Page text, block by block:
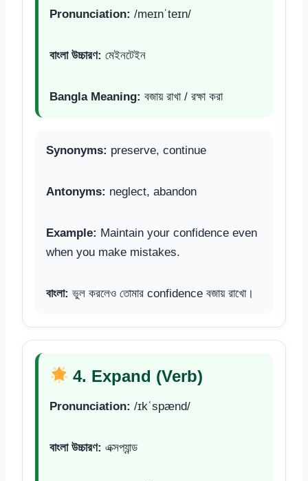
Pronunciation: /meɪnˈteɪn/
বাংলা উচ্চারণ: মেইনটেইন
Bangla Meaning: বজায় রাখা / রক্ষা করা
Synonyms: preserve, continue
Antonyms: neglect, abandon
Example: Maintain your confidence even
when you make mistakes.
বাংলা: ভুল করলেও তোমার confidence বজায় রাখো।
4. Expand (Verb)
Pronunciation: /ɪkˈspænd/
বাংলা উচ্চারণ: এক্সপ্যান্ড